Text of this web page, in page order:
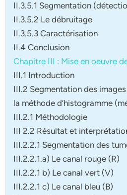
II.3.5.1 Segmentation
II.3.5.2 Le débruitage
II.3.5.3 Caractérisation
II.4 Conclusion
Chapitre III : Mise en oeuvre
III.1 Introduction
III.2 Segmentation des
la méthode d’histogramme
III.2.1 Méthodologie
III 2.2 Résultat et
III.2.2.1 Segmentation des
III.2.2.1.a) Le canal rouge (R)
III.2.2.1 b) Le canal vert (V)
III.2.2.1 c) Le canal bleu (B)